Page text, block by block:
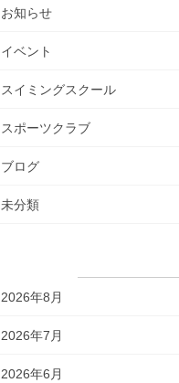
お知らせ
イベント
スイミングスクール
スポーツクラブ
ブログ
未分類
2026年8月
2026年7月
2026年6月